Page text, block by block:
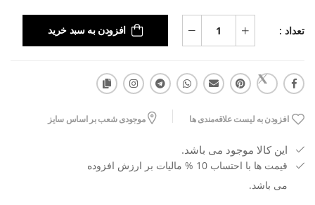
تعداد : افزودن به سبد خرید
افزودن به لیست علاقه‌مندی ها موجودی شعب بر اساس سایز
این کالا موجود می باشد.
قیمت ها با احتساب 10 % مالیات بر ارزش افزوده
می باشد.